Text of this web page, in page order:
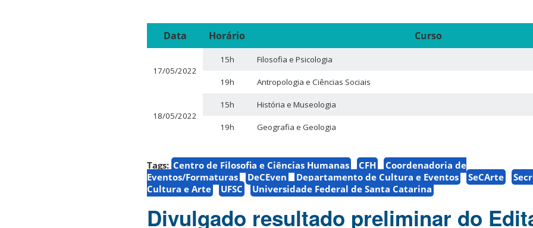
Data Horário Curso
17/05/2022
15h Filosofia e Psicologia
19h Antropologia e Ciências Sociais
18/05/2022
15h História e Museologia
19h Geografia e Geologia
Tags: Centro de Filosofia e Ciências Humanas CFH
Coordenadoria de
Eventos/Formaturas
DeCEven Departamento de Cultura e Eventos SeCArte
Cultura e Arte
UFSC Universidade Federal de Santa Catarina
Divulgado resultado preliminar do